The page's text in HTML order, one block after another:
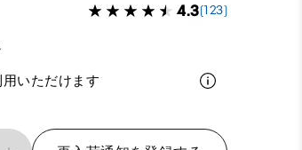
4.3(123)
いただけます